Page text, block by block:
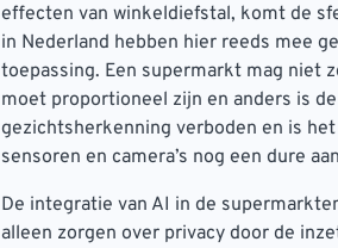
effecten van winkeldiefstal, komt de
in Nederland hebben hier reeds mee
toepassing. Een supermarkt mag niet
moet proportioneel zijn en anders is
gezichtsherkenning verboden en is
sensoren en camera’s nog een dure
De integratie van AI in de
alleen zorgen over privacy door de